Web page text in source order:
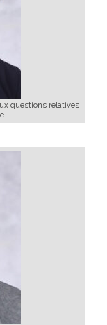
questions relatives